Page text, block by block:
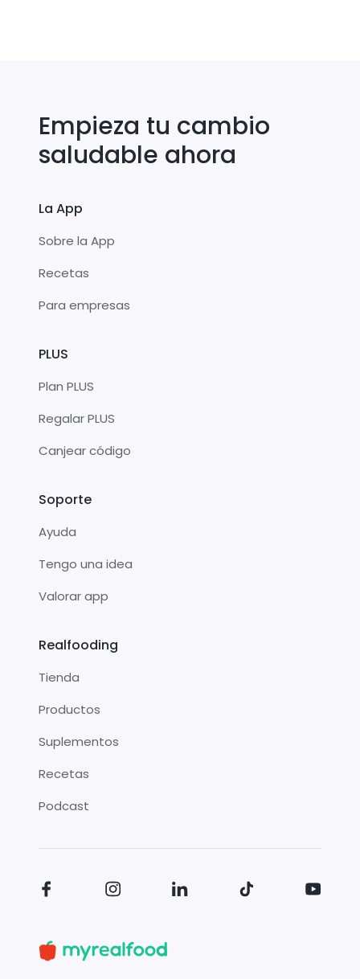
Empieza tu cambio
saludable ahora
La App
Sobre la App
Recetas
Para empresas
PLUS
Plan PLUS
Regalar PLUS
Canjear código
Soporte
Ayuda
Tengo una idea
Valorar app
Realfooding
Tienda
Productos
Suplementos
Recetas
Podcast